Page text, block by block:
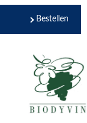
Bestellen